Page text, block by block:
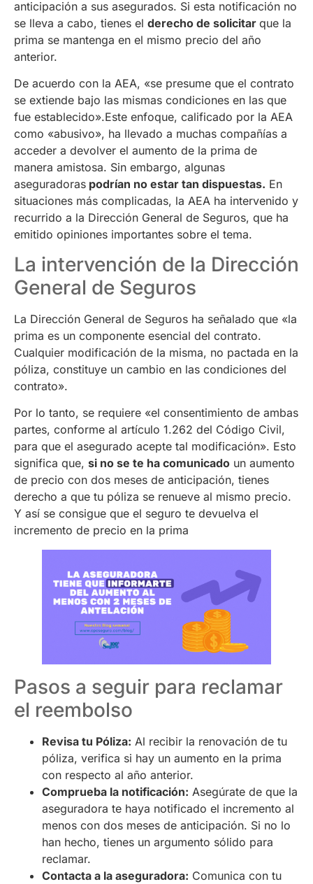
anticipación a sus asegurados. Si esta notificación no
se lleva a cabo, tienes el derecho de solicitar que la
prima se mantenga en el mismo precio del año
anterior.
De acuerdo con la AEA, «se presume que el contrato
se extiende bajo las mismas condiciones en las que
fue establecido».Este enfoque, calificado por la AEA
como «abusivo», ha llevado a muchas compañías a
acceder a devolver el aumento de la prima de
manera amistosa. Sin embargo, algunas
aseguradoras podrían no estar tan dispuestas. En
situaciones más complicadas, la AEA ha intervenido y
recurrido a la Dirección General de Seguros, que ha
emitido opiniones importantes sobre el tema.
La intervención de la Dirección
General de Seguros
La Dirección General de Seguros ha señalado que «la
prima es un componente esencial del contrato.
Cualquier modificación de la misma, no pactada en la
póliza, constituye un cambio en las condiciones del
contrato».
Por lo tanto, se requiere «el consentimiento de ambas
partes, conforme al artículo 1.262 del Código Civil,
para que el asegurado acepte tal modificación». Esto
significa que, si no se te ha comunicado un aumento
de precio con dos meses de anticipación, tienes
derecho a que tu póliza se renueve al mismo precio.
Y así se consigue que el seguro te devuelva el
incremento de precio en la prima
Pasos a seguir para reclamar
el reembolso
Revisa tu Póliza: Al recibir la renovación de tu
póliza, verifica si hay un aumento en la prima
con respecto al año anterior.
Comprueba la notificación: Asegúrate de que la
aseguradora te haya notificado el incremento al
menos con dos meses de anticipación. Si no lo
han hecho, tienes un argumento sólido para
reclamar.
Contacta a la aseguradora: Comunica con tu